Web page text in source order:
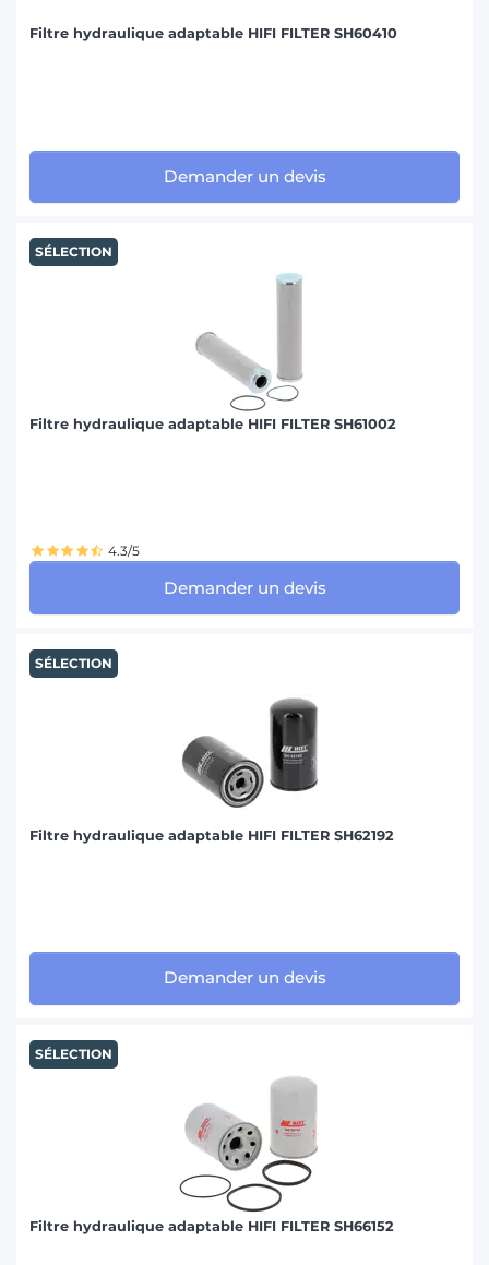
Filtre hydraulique adaptable HIFI FILTER SH60410
Demander un devis
SÉLECTION
Filtre hydraulique adaptable HIFI FILTER SH61002
4.3/5
Demander un devis
SÉLECTION
Filtre hydraulique adaptable HIFI FILTER SH62192
Demander un devis
SÉLECTION
Filtre hydraulique adaptable HIFI FILTER SH66152